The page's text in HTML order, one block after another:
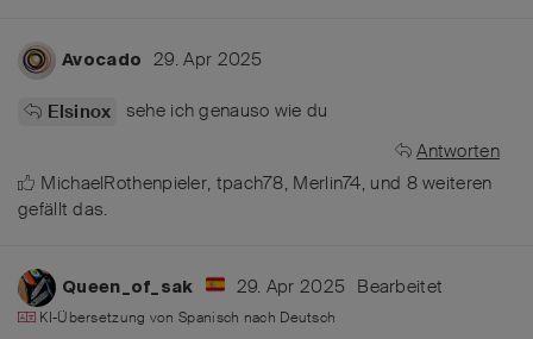
Avocado 29. Apr 2025
Elsinox
sehe ich genauso wie du
Antworten
MichaelRothenpieler, tpach78, Merlin74, und 8weiteren
gefällt das.
Queen_of_sak 29. Apr 2025 Bearbeitet
KI-Übersetzung vonSpanisch nach Deutsch